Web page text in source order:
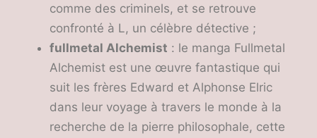
comme des criminels, et se retrouve
confronté à L, un célèbre détective ;
fullmetal Alchemist : le manga Fullmetal
Alchemist est une œuvre fantastique qui
suit les frères Edward et Alphonse Elric
dans leur voyage à travers le monde à la
recherche de la pierre philosophale, cette